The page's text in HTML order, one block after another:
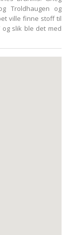
Troldhaugen og
ville finne stoff til
slik ble det med